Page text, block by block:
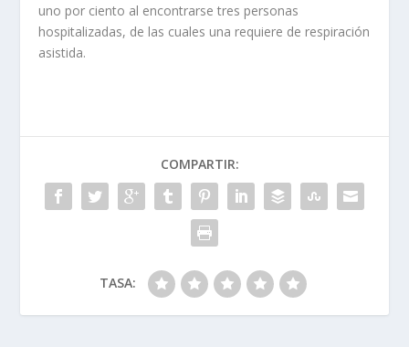
uno por ciento al encontrarse tres personas
hospitalizadas, de las cuales una requiere de respiración
asistida.
COMPARTIR:
TASA: